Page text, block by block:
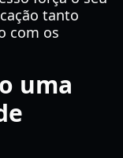
tanto
com os
uma